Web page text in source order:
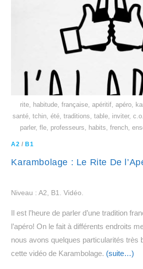
rite, habitude, française, apéritif, apéro,
santé, tchin, été, traditions, table, inviter,
parler, fle, professeurs, habits, french,
A2 /B1
Karambolage : Le Rite De
Niveau : A2, B1. Vidéo.
Il est l’heure de parler d’une tradition
l’apéro! On le fait à différents endroits
nous avons quelques particularités très
cette vidéo de Karambolage. (suite…)